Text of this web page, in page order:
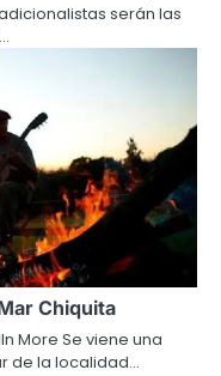
serán las
Chiquita
More Se viene una
de la localidad…